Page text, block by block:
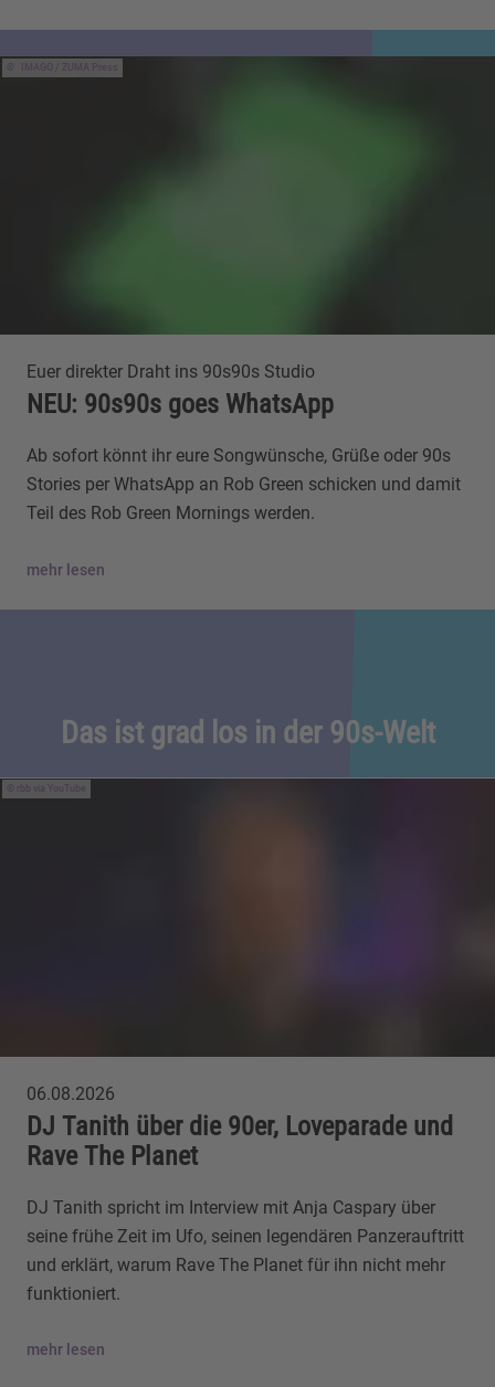
IMAGO / ZUMA Press
Euer direkter Draht ins 90s90s Studio
NEU: 90s90s goes WhatsApp
Ab sofort könnt ihr eure Songwünsche, Grüße oder 90s
Stories per WhatsApp an Rob Green schicken und damit
Teil des Rob Green Mornings werden.
mehr lesen
Das ist grad los in der 90s-Welt
rbb via YouTube
06.08.2026
DJ Tanith über die 90er, Loveparade und
Rave The Planet
DJ Tanith spricht im Interview mit Anja Caspary über
seine frühe Zeit im Ufo, seinen legendären Panzerauftritt
und erklärt, warum Rave The Planet für ihn nicht mehr
funktioniert.
mehr lesen